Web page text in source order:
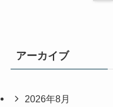
アーカイブ
2026年8月